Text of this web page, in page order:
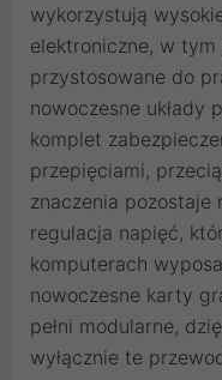
wykorzystują
elektroniczne, w
przystosowane do
nowoczesne układy
komplet
przepięciami,
znaczenia pozostaje
regulacja napięć,
komputerach
nowoczesne karty
pełni modularne,
wyłącznie te